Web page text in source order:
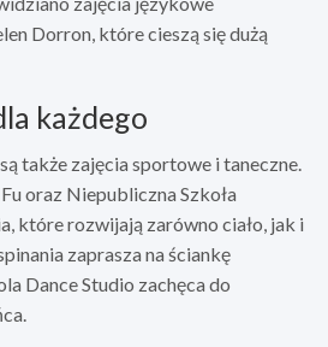
Dorron, które cieszą się dużą
każdego
także zajęcia sportowe i taneczne.
oraz Niepubliczna Szkoła
które rozwijają zarówno ciało, jak i
zaprasza na ściankę
Dance Studio zachęca do